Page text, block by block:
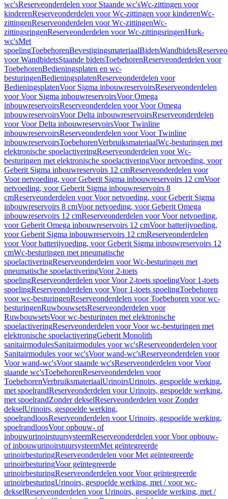
wc'sReserveonderdelen voor Staande wc'sWc-zittingen voor
kinderenReserveonderdelen voor Wc-zittingen voor kinderenWc-
zittingenReserveonderdelen voor Wc-zittingenWc-
zittingsringenReserveonderdelen voor Wc-zittingsringenHurk-
wc'sMet
spoelingToebehorenBevestigingsmateriaalBidetsWandbidets
voor WandbidetsStaande bidetsToebehorenReserveonderdelen voor
ToebehorenBedieningsplaten en wc-
besturingenBedieningsplatenReserveonderdelen voor
BedieningsplatenVoor Sigma inbouwreservoirsReserveonderdelen
voor Voor Sigma inbouwreservoirsVoor Omega
inbouwreservoirsReserveonderdelen voor Voor Omega
inbouwreservoirsVoor Delta inbouwreservoirsReserveonderdelen
voor Voor Delta inbouwreservoirsVoor Twinline
inbouwreservoirsReserveonderdelen voor Voor Twinline
inbouwreservoirsToebehorenVerbruiksmateriaalWc-besturingen met
elektronische spoelactiveringReserveonderdelen voor Wc-
besturingen met elektronische spoelactiveringVoor netvoeding, voor
Geberit Sigma inbouwreservoirs 12 cmReserveonderdelen voor
Voor netvoeding, voor Geberit Sigma inbouwreservoirs 12 cmVoor
netvoeding, voor Geberit Sigma inbouwreservoirs 8
cmReserveonderdelen voor Voor netvoeding, voor Geberit Sigma
inbouwreservoirs 8 cmVoor netvoeding, voor Geberit Omega
inbouwreservoirs 12 cmReserveonderdelen voor Voor netvoeding,
voor Geberit Omega inbouwreservoirs 12 cmVoor batterijvoeding,
voor Geberit Sigma inbouwreservoirs 12 cmReserveonderdelen
voor Voor batterijvoeding, voor Geberit Sigma inbouwreservoirs 12
cmWc-besturingen met pneumatische
spoelactiveringReserveonderdelen voor Wc-besturingen met
pneumatische spoelactiveringVoor 2-toets
spoelingReserveonderdelen voor Voor 2-toets spoelingVoor 1-toets
spoelingReserveonderdelen voor Voor 1-toets spoelingToebehoren
voor wc-besturingenReserveonderdelen voor Toebehoren voor wc-
besturingenRuwbouwsetsReserveonderdelen voor
RuwbouwsetsVoor wc-besturingen met elektronische
spoelactiveringReserveonderdelen voor Voor wc-besturingen met
elektronische spoelactiveringGeberit Monolith
sanitairmodulesSanitairmodules voor wc'sReserveonderdelen voor
Sanitairmodules voor wc'sVoor wand-wc'sReserveonderdelen voor
Voor wand-wc'sVoor staande wc'sReserveonderdelen voor Voor
staande wc'sToebehorenReserveonderdelen voor
ToebehorenVerbruiksmateriaalUrinoirsUrinoirs, gespoelde werking,
met spoelrandReserveonderdelen voor Urinoirs, gespoelde werking,
met spoelrandZonder dekselReserveonderdelen voor Zonder
dekselUrinoirs, gespoelde werking,
spoelrandloosReserveonderdelen voor Urinoirs, gespoelde werking,
spoelrandloosVoor opbouw- of
inbouwurinoirstuursysteemReserveonderdelen voor Voor opbouw-
of inbouwurinoirstuursysteemMet geïntegreerde
urinoirbesturingReserveonderdelen voor Met geïntegreerde
urinoirbesturingVoor geïntegreerde
urinoirbesturingReserveonderdelen voor Voor geïntegreerde
urinoirbesturingUrinoirs, gespoelde werking, met / voor wc-
dekselReserveonderdelen voor Urinoirs, gespoelde werking, met /